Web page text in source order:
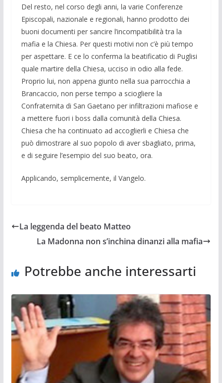
Del resto, nel corso degli anni, la varie Conferenze
Episcopali, nazionale e regio­nali, hanno prodotto dei
buoni documenti per sancire l’incompatibilità tra la
mafia e la Chiesa. Per questi motivi non c’è più tempo
per aspettare. E ce lo conferma la beatificatio di Puglisi
quale martire della Chiesa, ucciso in odio alla fede.
Proprio lui, non appena giunto nella sua parroc­chia a
Brancaccio, non perse tempo a sciogliere la
Confraternita di San Gaetano per infiltrazioni mafiose e
a mettere fuori i boss dalla comunità della Chiesa.
Chiesa che ha continuato ad accoglierli e Chiesa che
può dimostrare al suo popolo di aver sbagliato, prima,
e di seguire l’esempio del suo beato, ora.
Applicando, semplicemente, il Vangelo.
La leggenda del beato Matteo
La Madonna non s’inchina dinanzi alla mafia
Potrebbe anche interessarti